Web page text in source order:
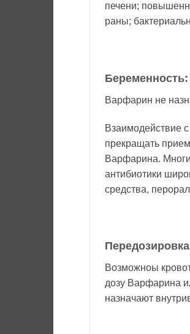
печени;
раны;
Беременность:
Варфарин не
Взаимодействие
прекращать
Варфарина.
антибиотики
средства,
Возможноы
дозу Варфарина
назначают